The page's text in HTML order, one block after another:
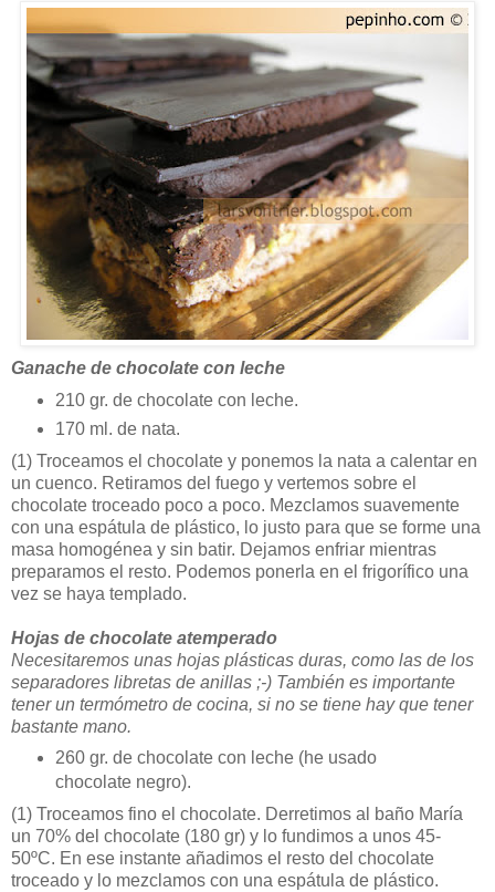
Ganache de chocolate con leche
210 gr. de chocolate con leche.
170 ml. de nata.
(1) Troceamos el chocolate y ponemos la nata a calentar en
un cuenco. Retiramos del fuego y vertemos sobre el
chocolate troceado poco a poco. Mezclamos suavemente
con una espátula de plástico, lo justo para que se forme una
masa homogénea y sin batir. Dejamos enfriar mientras
preparamos el resto. Podemos ponerla en el frigorífico una
vez se haya templado.
Hojas de chocolate atemperado
Necesitaremos unas hojas plásticas duras, como las de los
separadores libretas de anillas ;-) También es importante
tener un termómetro de cocina, si no se tiene hay que tener
bastante mano.
260 gr. de chocolate con leche (he usado
chocolate negro).
(1) Troceamos fino el chocolate. Derretimos al baño María
un 70% del chocolate (180 gr) y lo fundimos a unos 45-
50ºC. En ese instante añadimos el resto del chocolate
troceado y lo mezclamos con una espátula de plástico.